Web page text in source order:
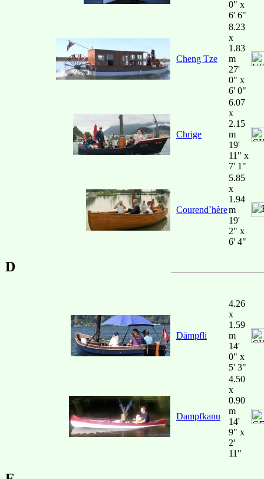
0" x
6' 6"
Cheng Tze
8.23
x
1.83
m
27'
0" x
6' 0"
Chrige
6.07
x
2.15
m
19'
11" x
7' 1"
Courend`hère
5.85
x
1.94
m
19'
2" x
6' 4"
D
Dämpfli
4.26
x
1.59
m
14'
0" x
5' 3"
Dampfkanu
4.50
x
0.90
m
14'
9" x
2'
11"